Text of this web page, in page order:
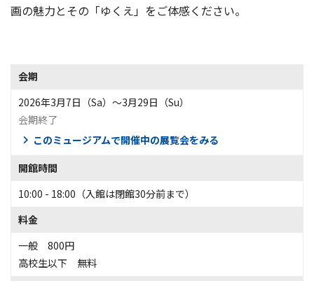
画の魅力とその「ゆくえ」をご体感ください。
会期
2026年3月7日（Sa）〜3月29日（Su）
会期終了
このミュージアムで開催中の展覧会をみる
開館時間
10:00 - 18:00（入館は閉館30分前まで）
料金
一般 800円
高校生以下 無料